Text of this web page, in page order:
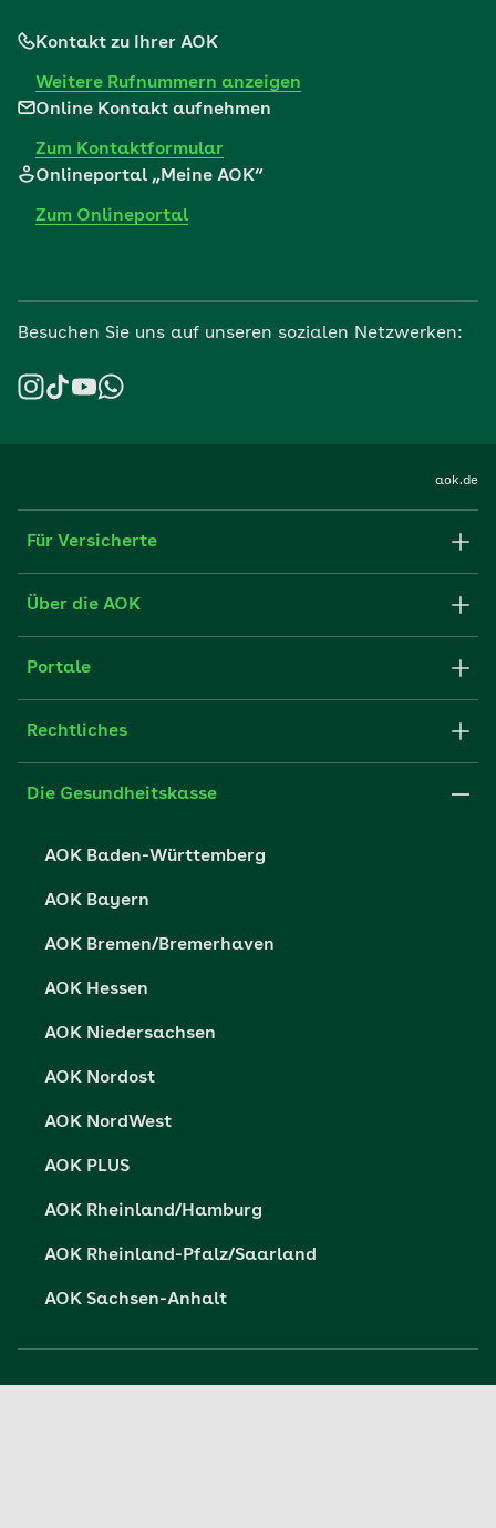
Kontakt zu Ihrer AOK
Weitere Rufnummern anzeigen
Online Kontakt aufnehmen
Zum Kontaktformular
Onlineportal „Meine AOK“
Zum Onlineportal
Besuchen Sie uns auf unseren sozialen Netzwerken:
aok.de
Für Versicherte
Formulare und Anträge
FAQ
Über die AOK
Struktur & Verwaltung
Partner der AOK
Portale
Fachportal für Arbeitgeber
Presse- und Politikportal
Vertriebspartner-Service
Rechtliches
Impressum
Die Gesundheitskasse
AOK Baden-Württemberg
AOK Bayern
AOK Bremen/Bremerhaven
AOK Hessen
AOK Niedersachsen
AOK Nordost
AOK NordWest
AOK PLUS
AOK Rheinland/Hamburg
AOK Rheinland-Pfalz/Saarland
AOK Sachsen-Anhalt